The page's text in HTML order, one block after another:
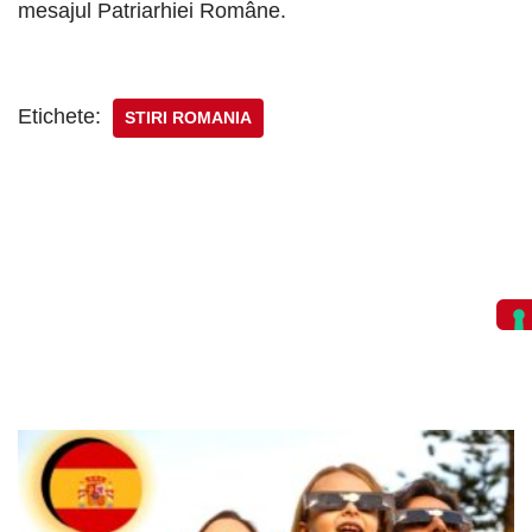
mesajul Patriarhiei Române.
Etichete: STIRI ROMANIA